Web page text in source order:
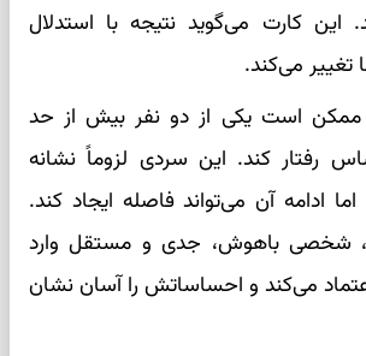
این کارت می‌گوید نتیجه با استدلال
می‌کند.
ممکن است یکی از دو نفر بیش از حد
رفتار کند. این سردی لزوماً نشانه
ادامه آن می‌تواند فاصله ایجاد کند.
شخصی باهوش، جدی و مستقل وارد
می‌کند و احساساتش را آسان نشان